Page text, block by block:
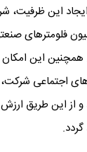
این ظرفیت،
فلومترهای
این
اجتماعی
از این طریق ارزش